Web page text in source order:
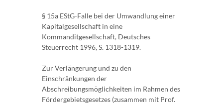
§ 15a EStG-Falle bei der Umwandlung einer
Kapitalgesellschaft in eine
Kommanditgesellschaft, Deutsches
Steuerrecht 1996, S. 1318-1319.
Zur Verlängerung und zu den
Einschränkungen der
Abschreibungsmöglichkeiten im Rahmen des
Fördergebietsgesetzes (zusammen mit Prof.